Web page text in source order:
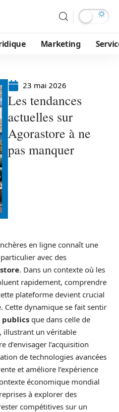
Marketing
23 mai 2026
Les tendances
actuelles sur
Agorastore à ne
pas manquer
en ligne connaît une
avec des
. Dans un contexte où les
rapidement, comprendre
plateforme devient crucial
Cette dynamique se fait sentir
publics que dans celle de
, illustrant un véritable
d’envisager l’acquisition
de technologies avancées
et améliore l’expérience
économique mondial
à explorer des
compétitives sur un